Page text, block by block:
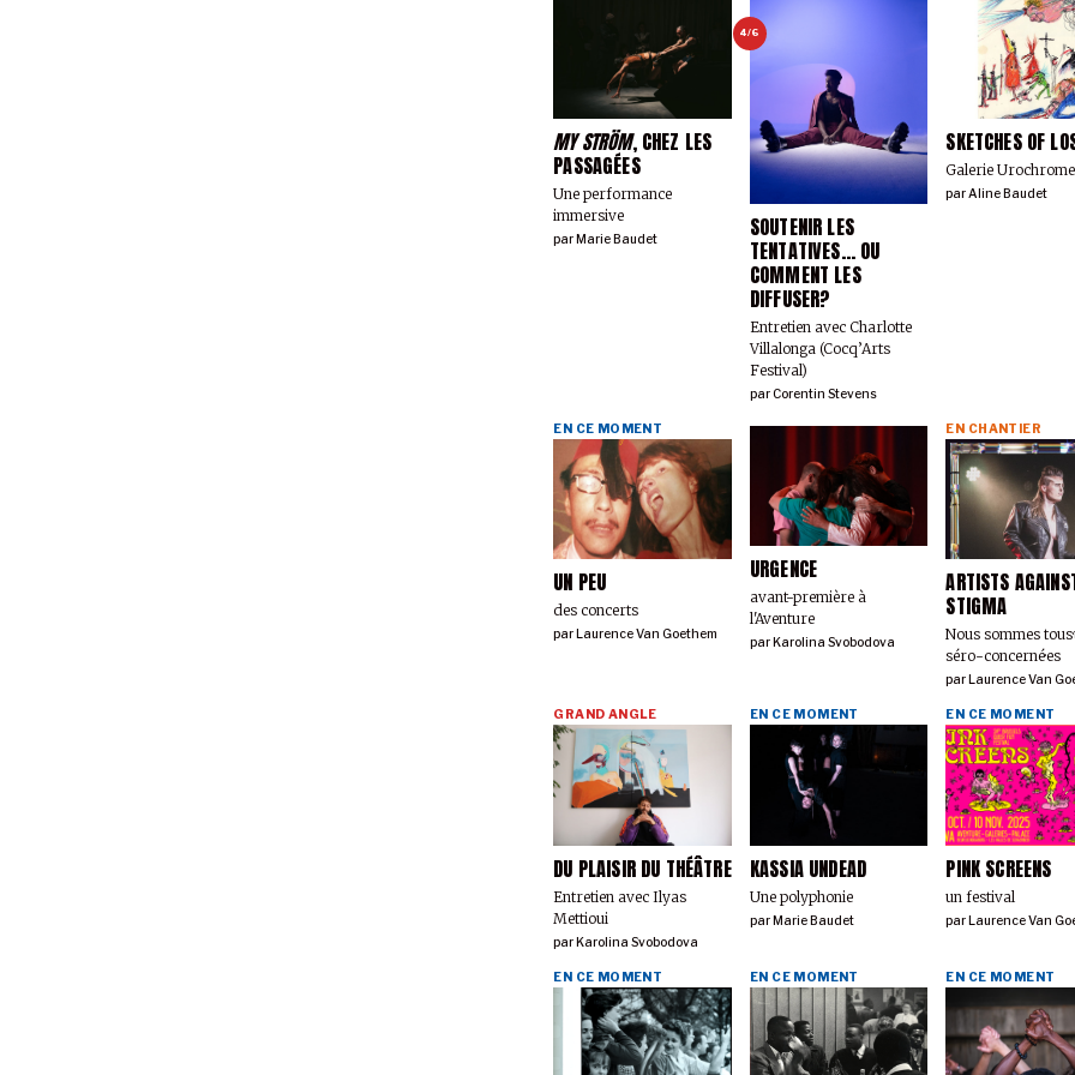
MY STRÖM, CHEZ LES
PASSAGÉES
Une performance
immersive
parMarie Baudet
4/6
SOUTENIR LES
TENTATIVES… OU
COMMENT LES
DIFFUSER?
Entretien avec Charlotte
Villalonga (Cocq’Arts
Festival)
parCorentin Stevens
SKETCHES OF
Galerie Urochrome
parAline Baudet
UN PEU
des concerts
EN CE MOMENT
par Laurence Van Goethem
URGENCE
avant-première à
l'Aventure
par Karolina Svobodova
ARTISTS
STIGMA
Nous sommes
séro-concerné·es
EN CHANTIER
par Laurence Van
DU PLAISIR DU THÉÂTRE
Entretien avec Ilyas
Mettioui
GRAND ANGLE
parKarolina Svobodova
KASSIA UNDEAD
Une polyphonie
EN CE MOMENT
parMarie Baudet
PINK SCREENS
un festival
EN CE MOMENT
parLaurence Van
EN CE MOMENT EN CE MOMENT EN CE MOMENT